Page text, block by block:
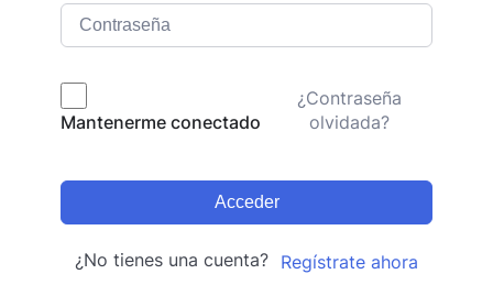
Mantenerme conectado
¿Contraseña
olvidada?
Acceder
¿No tienes una cuenta? Regístrate ahora